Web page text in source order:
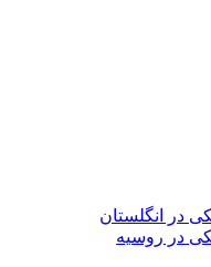
در انگلستان
در روسیه